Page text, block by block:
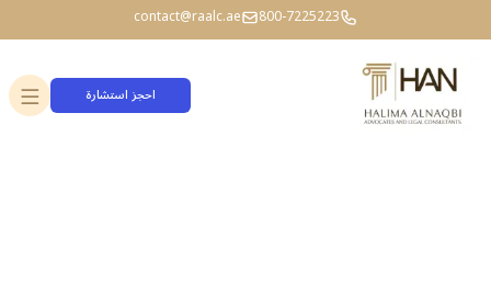
800-7225223
contact@raalc.ae
احجز استشارة